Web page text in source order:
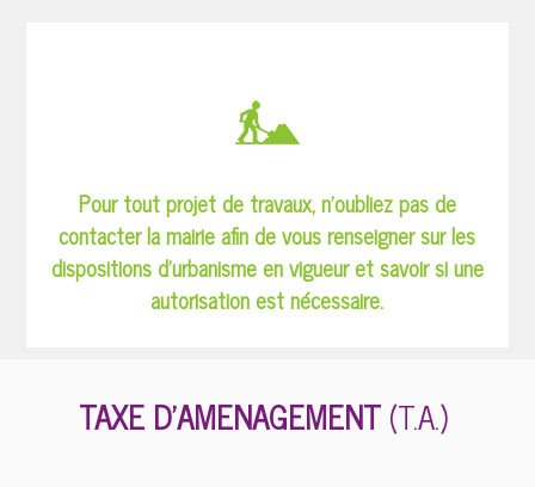
Pour tout projet de travaux, n’oubliez pas de
contacter la mairie afin de vous renseigner sur les
dispositions d’urbanisme en vigueur et savoir si une
autorisation est nécessaire.
TAXE D’AMENAGEMENT(T.A.)